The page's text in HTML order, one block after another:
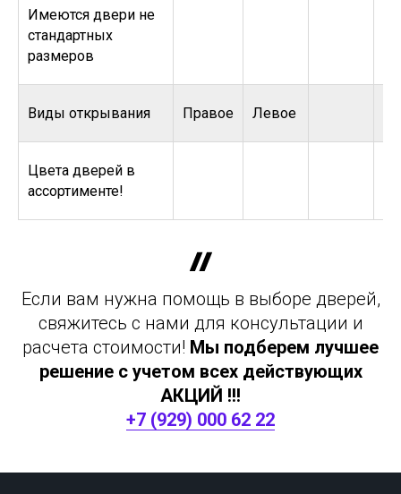
Имеются двери не
стандартных
размеров
Виды открывания Правое Левое
Цвета дверей в
ассортименте!
Если вам нужна помощь в выборе дверей,
свяжитесь с нами для консультации и
расчета стоимости! Мы подберем лучшее
решение с учетом всех действующих
АКЦИЙ !!!
+7 (929) 000 62 22